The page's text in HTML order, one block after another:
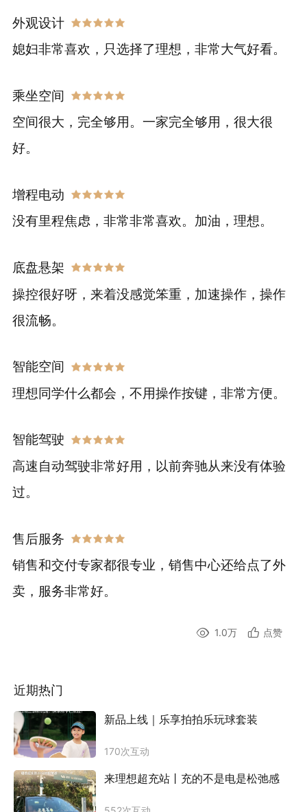
外观设计
媳妇非常喜欢，只选择了理想，非常大气好看。
乘坐空间
空间很大，完全够用。一家完全够用，很大很
好。
增程电动
没有里程焦虑，非常非常喜欢。加油，理想。
底盘悬架
操控很好呀，来着没感觉笨重，加速操作，操作
很流畅。
智能空间
理想同学什么都会，不用操作按键，非常方便。
智能驾驶
高速自动驾驶非常好用，以前奔驰从来没有体验
过。
售后服务
销售和交付专家都很专业，销售中心还给点了外
卖，服务非常好。
1.0万 点赞
近期热门
新品上线｜乐享拍拍乐玩球套装
170次互动
来理想超充站丨充的不是电是松弛感